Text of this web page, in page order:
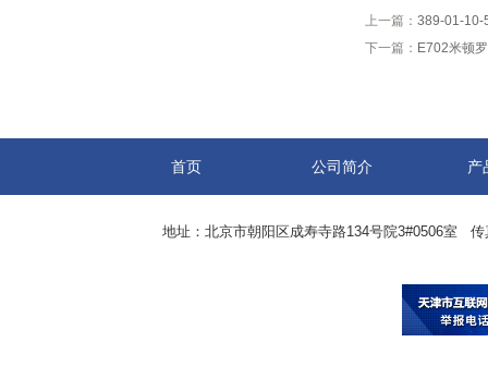
上一篇： 389-01-10-
下一篇： E702米顿
首页 公司简介 产
地址：北京市朝阳区成寿寺路134号院3#0506室